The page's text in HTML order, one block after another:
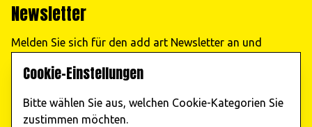
Newsletter
Melden Sie sich für den add art Newsletter an und
Veranstaltungen!
Jetzt abonnieren
Cookie-Einstellungen
Bitte wählen Sie aus, welchen Cookie-Kategorien Sie
zustimmen möchten.